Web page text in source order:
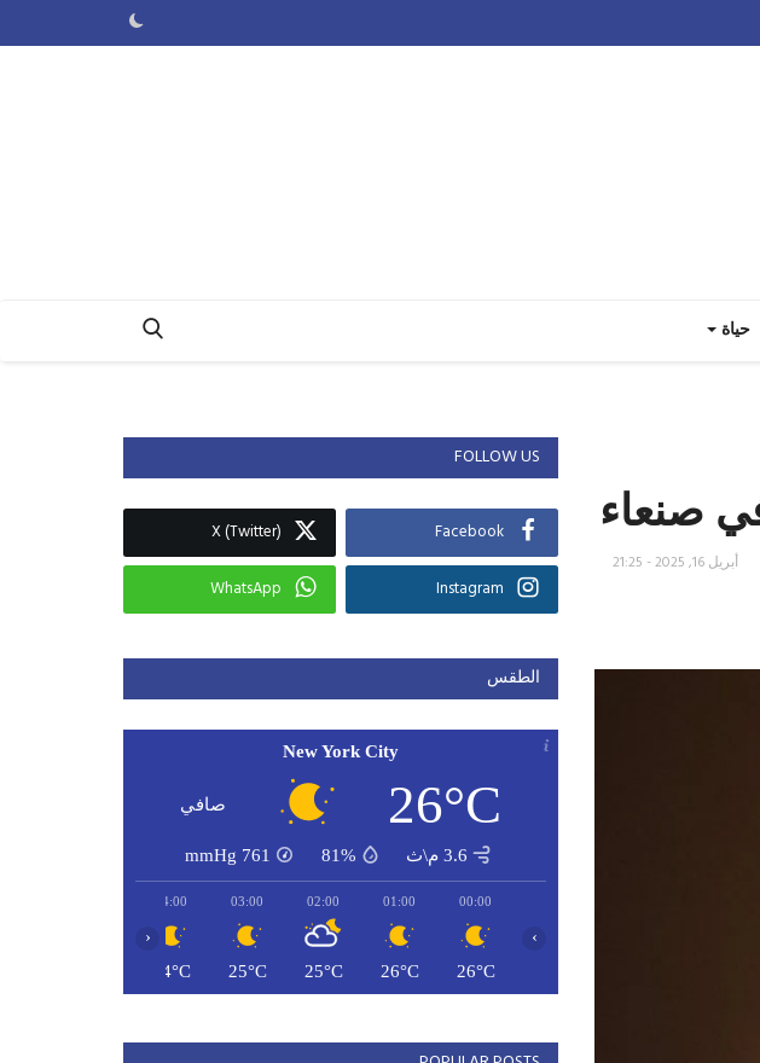
حياة
أبريل 16, 2025 - 21:25
FOLLOW US
Facebook
X (Twitter)
Instagram
WhatsApp
الطقس
New York City
26°C صافي
3.6 م\ث 81%
761
mmHg
00:00
26°C
01:00
26°C
02:00
25°C
03:00
25°C
04:00
24°C
‹ ›